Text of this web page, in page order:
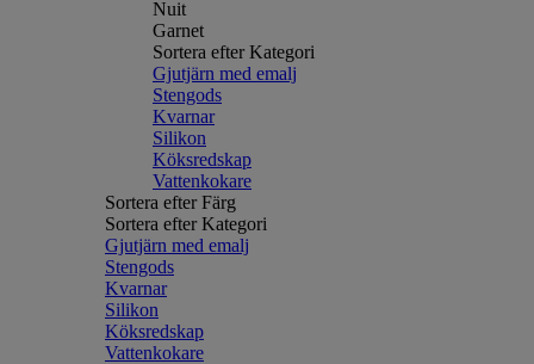
Nuit
Garnet
Sortera efter Kategori
Gjutjärn med emalj
Stengods
Kvarnar
Silikon
Köksredskap
Vattenkokare
Sortera efter Färg
Sortera efter Kategori
Gjutjärn med emalj
Stengods
Kvarnar
Silikon
Köksredskap
Vattenkokare